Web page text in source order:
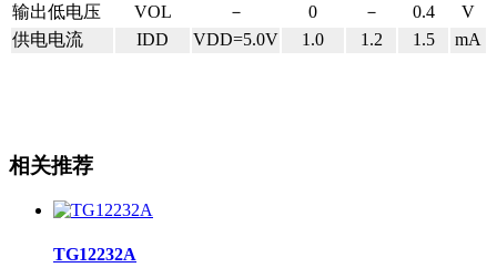
输出低电压
VOL － 0 － 0.4
V
供电电流
IDD VDD=5.0V 1.0 1.2 1.5 mA
相关推荐
TG12232A